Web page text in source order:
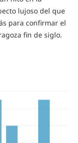
lujoso del que
para confirmar el
fin de siglo.